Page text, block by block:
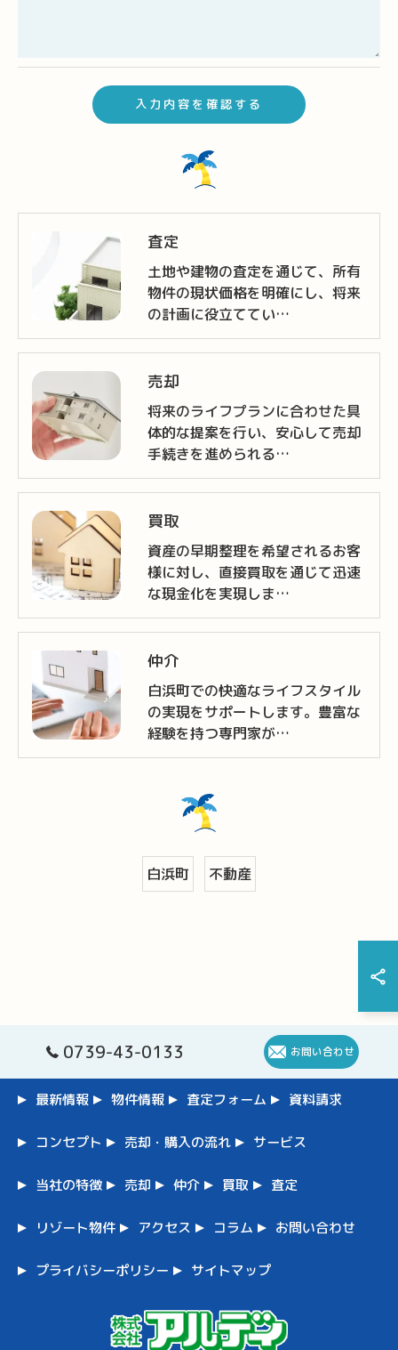
査定
土地や建物の査定を通じて、所有
物件の現状価格を明確にし、将来
の計画に役立ててい…
売却
将来のライフプランに合わせた具
体的な提案を行い、安心して売却
手続きを進められる…
買取
資産の早期整理を希望されるお客
様に対し、直接買取を通じて迅速
な現金化を実現しま…
仲介
白浜町での快適なライフスタイル
の実現をサポートします。豊富な
経験を持つ専門家が…
白浜町 不動産
0739-43-0133 お問い合わせ
最新情報 物件情報 査定フォーム 資料請求
コンセプト 売却・購入の流れ サービス
当社の特徴 売却 仲介 買取 査定
リゾート物件 アクセス コラム お問い合わせ
プライバシーポリシー サイトマップ